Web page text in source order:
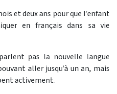
et deux ans pour que l’enfant
en français dans sa vie
pas la nouvelle langue
aller jusqu’à un an, mais
activement.